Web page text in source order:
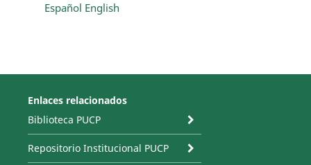
Español English
Enlaces relacionados
Biblioteca PUCP
Repositorio Institucional PUCP